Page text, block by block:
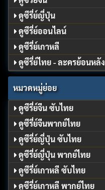
ดูซีรี่ย์ญี่ปุ่น
ดูซีรี่ย์ออนไลน์
ดูซีรี่ย์เกาหลี
ดูซีรี่ย์ไทย - ละครย้อนหลัง
หมวดหมู่ย่อย
ดูซีรี่ย์จีน ซับไทย
ดูซีรี่ย์จีนพากย์ไทย
ดูซีรี่ย์ญี่ปุ่น ซับไทย
ดูซีรี่ย์ญี่ปุ่น พากย์ไทย
ดูซีรี่ย์เกาหลี ซับไทย
ดูซีรี่ย์เกาหลี พากย์ไทย